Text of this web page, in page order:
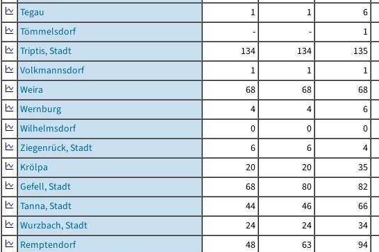
Tegau
1 1 6
Tömmelsdorf
- - 1
Triptis, Stadt
134 134 135
Volkmannsdorf
1 1 1
Weira
68 68 68
Wernburg
4 4 6
Wilhelmsdorf
0 0 0
Ziegenrück, Stadt
6 6 4
Krölpa
20 20 35
Gefell, Stadt
68 80 82
Tanna, Stadt
44 46 66
Wurzbach, Stadt
24 24 34
Remptendorf
48 63 94